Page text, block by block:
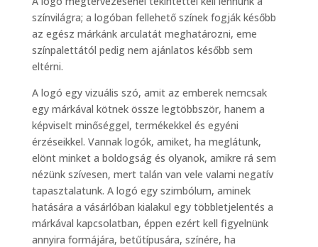
színvilágra; a logóban fellehető színek fogják később
az egész márkánk arculatát meghatározni, eme
színpalettától pedig nem ajánlatos később sem
eltérni.
A logó egy vizuális szó, amit az emberek nemcsak
egy márkával kötnek össze legtöbbször, hanem a
képviselt minőséggel, termékekkel és egyéni
érzéseikkel. Vannak logók, amiket, ha meglátunk,
elönt minket a boldogság és olyanok, amikre rá sem
nézünk szívesen, mert talán van vele valami negatív
tapasztalatunk. A logó egy szimbólum, aminek
hatására a vásárlóban kialakul egy többletjelentés a
márkával kapcsolatban, éppen ezért kell figyelnünk
annyira formájára, betűtípusára, színére, ha